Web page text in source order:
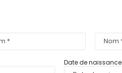
Date de naissance